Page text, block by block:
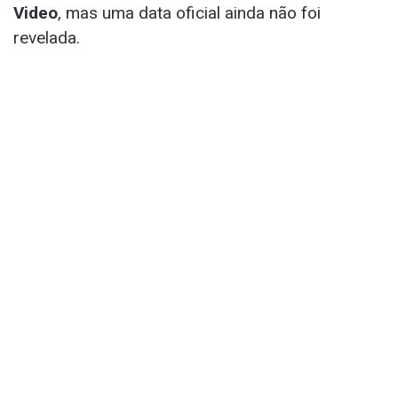
Video, mas uma data oficial ainda não foi
revelada.